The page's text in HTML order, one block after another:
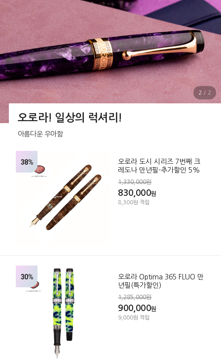
오로라! 일상의 럭셔리!
아름다운 우아함
38%
오로라 도시 시리즈 7번째 크
레도나 만년필-추가할인 5%
1,330,000원
830,000원
8,300원 적립
30%
오로라 Optima 365 FLUO 만
년필(특가할인)
1,285,000원
900,000원
9,000원 적립
2 / 2